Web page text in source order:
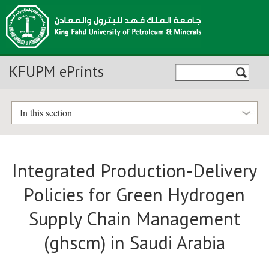
KFUPM ePrints
In this section
Integrated Production-Delivery
Policies for Green Hydrogen
Supply Chain Management
(ghscm) in Saudi Arabia